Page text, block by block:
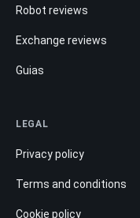
Robot reviews
Exchange reviews
Guias
LEGAL
Privacy policy
Terms and conditions
Cookie policy